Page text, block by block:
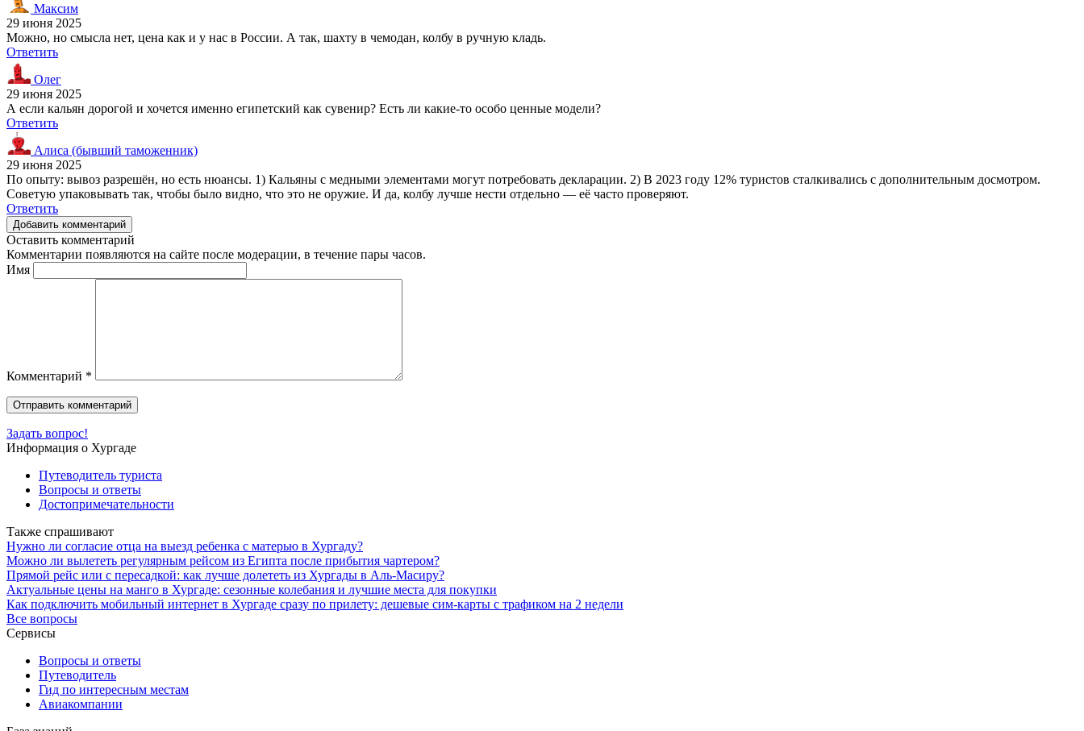
Максим
29 июня 2025
Можно, но смысла нет, цена как и у нас в России. А так, шахту в чемодан, колбу в ручную кладь.
Ответить
Олег
29 июня 2025
А если кальян дорогой и хочется именно египетский как сувенир? Есть ли какие-то особо ценные модели?
Ответить
Алиса (бывший таможенник)
29 июня 2025
По опыту: вывоз разрешён, но есть нюансы. 1) Кальяны с медными элементами могут потребовать декларации. 2) В 2023 году 12% туристов сталкивались с дополнительным досмотром.
Советую упаковывать так, чтобы было видно, что это не оружие. И да, колбу лучше нести отдельно — её часто проверяют.
Ответить
Добавить комментарий
Оставить комментарий
Комментарии появляются на сайте после модерации, в течение пары часов.
Имя
Комментарий *
Задать вопрос!
Информация о Хургаде
Путеводитель туриста
Вопросы и ответы
Достопримечательности
Также спрашивают
Нужно ли согласие отца на выезд ребенка с матерью в Хургаду?
Можно ли вылететь регулярным рейсом из Египта после прибытия чартером?
Прямой рейс или с пересадкой: как лучше долететь из Хургады в Аль-Масиру?
Актуальные цены на манго в Хургаде: сезонные колебания и лучшие места для покупки
Как подключить мобильный интернет в Хургаде сразу по прилету: дешевые сим-карты с трафиком на 2 недели
Все вопросы
Сервисы
Вопросы и ответы
Путеводитель
Гид по интересным местам
Авиакомпании